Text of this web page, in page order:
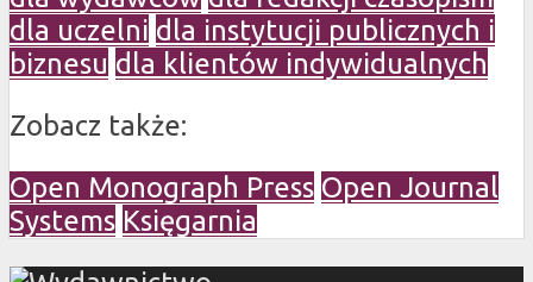
dla uczelni dla instytucji publicznych i
biznesu dla klientów indywidualnych
Zobacz także:
Open Monograph Press Open Journal
Systems Księgarnia